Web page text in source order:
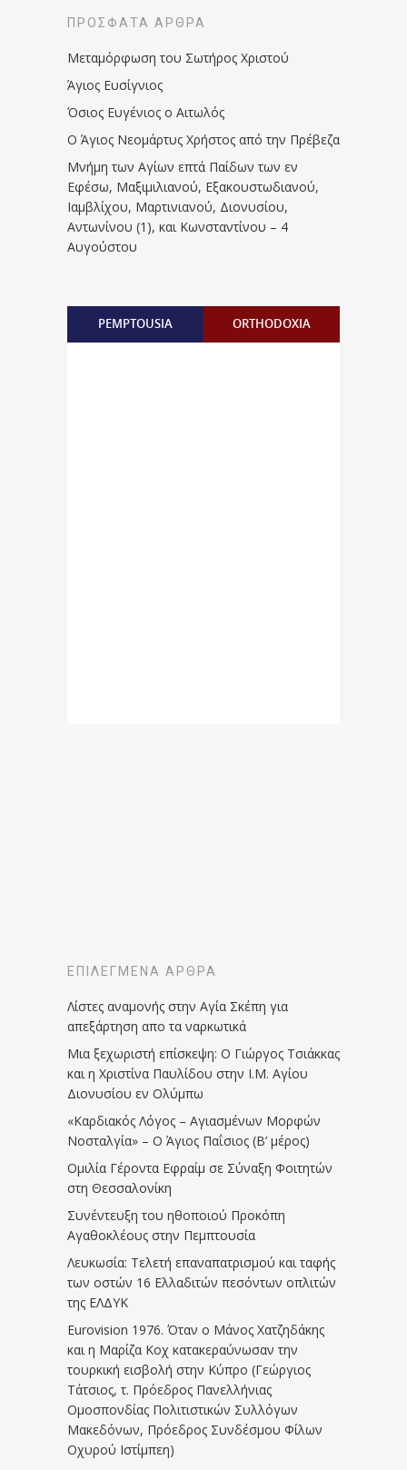
ΠΡΌΣΦΑΤΑ ΆΡΘΡΑ
Μεταμόρφωση του Σωτήρος Χριστού
Άγιος Ευσίγνιος
Όσιος Ευγένιος ο Αιτωλός
Ο Άγιος Νεομάρτυς Χρήστος από την Πρέβεζα
Μνήμη των Aγίων επτά Παίδων των εν
Eφέσω, Mαξιμιλιανού, Eξακουστωδιανού,
Iαμβλίχου, Mαρτινιανού, Διονυσίου,
Aντωνίνου (1), και Kωνσταντίνου – 4
Αυγούστου
PEMPTOUSIA ORTHODOXIA
ΕΠΙΛΕΓΜΈΝΑ ΆΡΘΡΑ
Λίστες αναμονής στην Αγία Σκέπη για
απεξάρτηση απο τα ναρκωτικά
Μια ξεχωριστή επίσκεψη: Ο Γιώργος Τσιάκκας
και η Χριστίνα Παυλίδου στην Ι.Μ. Αγίου
Διονυσίου εν Ολύμπω
«Καρδιακός Λόγος – Αγιασμένων Μορφών
Νοσταλγία» – Ο Άγιος Παΐσιος (Β’ μέρος)
Ομιλία Γέροντα Εφραίμ σε Σύναξη Φοιτητών
στη Θεσσαλονίκη
Συνέντευξη του ηθοποιού Προκόπη
Αγαθοκλέους στην Πεμπτουσία
Λευκωσία: Τελετή επαναπατρισμού και ταφής
των οστών 16 Ελλαδιτών πεσόντων οπλιτών
της ΕΛΔΥΚ
Eurovision 1976. Όταν ο Μάνος Χατζηδάκης
και η Μαρίζα Κοχ κατακεραύνωσαν την
τουρκική εισβολή στην Κύπρο (Γεώργιος
Τάτσιος, τ. Πρόεδρος Πανελλήνιας
Ομοσπονδίας Πολιτιστικών Συλλόγων
Μακεδόνων, Πρόεδρος Συνδέσμου Φίλων
Οχυρού Ιστίμπεη)